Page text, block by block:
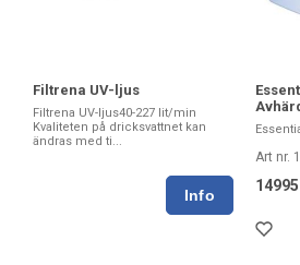
Filtrena UV-ljus
Filtrena UV-ljus40-227 lit/min
Kvaliteten på dricksvattnet kan
ändras med ti...
Art nr.